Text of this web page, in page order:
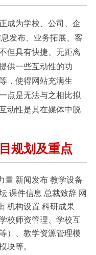
成为学校、公司、企
发布、业务拓展、客
但具有快捷、无距离
供一些互动性的功
，使得网站充满生
点是无法与之相比拟
动性是其在媒体中脱
规划及重点
量 新闻发布 教学设备
课件信息 总裁致辞 网
机构设置 科研成果
校师资管理、学校互
）、教学资源管理模
等。